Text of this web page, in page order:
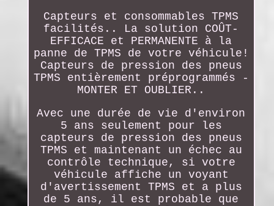
Capteurs et consommables TPMS
facilités.. La solution COÛT-
EFFICACE et PERMANENTE à la
panne de TPMS de votre véhicule!
Capteurs de pression des pneus
TPMS entièrement préprogrammés -
MONTER ET OUBLIER..
Avec une durée de vie d'environ
5 ans seulement pour les
capteurs de pression des pneus
TPMS et maintenant un échec au
contrôle technique, si votre
véhicule affiche un voyant
d'avertissement TPMS et a plus
de 5 ans, il est probable que